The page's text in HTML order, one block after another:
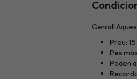
Genial!
Preu:
Pes
Poden